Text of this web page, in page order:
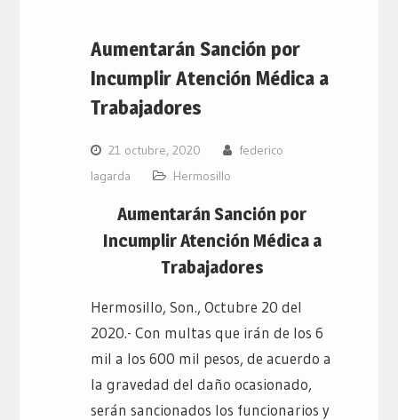
Aumentarán Sanción por
Incumplir Atención Médica a
Trabajadores
21 octubre, 2020
federico
lagarda
Hermosillo
Aumentarán Sanción por
Incumplir Atención Médica a
Trabajadores
Hermosillo, Son., Octubre 20 del
2020.- Con multas que irán de los 6
mil a los 600 mil pesos, de acuerdo a
la gravedad del daño ocasionado,
serán sancionados los funcionarios y